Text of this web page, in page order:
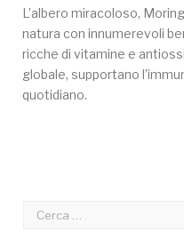
L’albero miracoloso,
natura con innumerevoli
ricche di vitamine e
globale, supportano
quotidiano.